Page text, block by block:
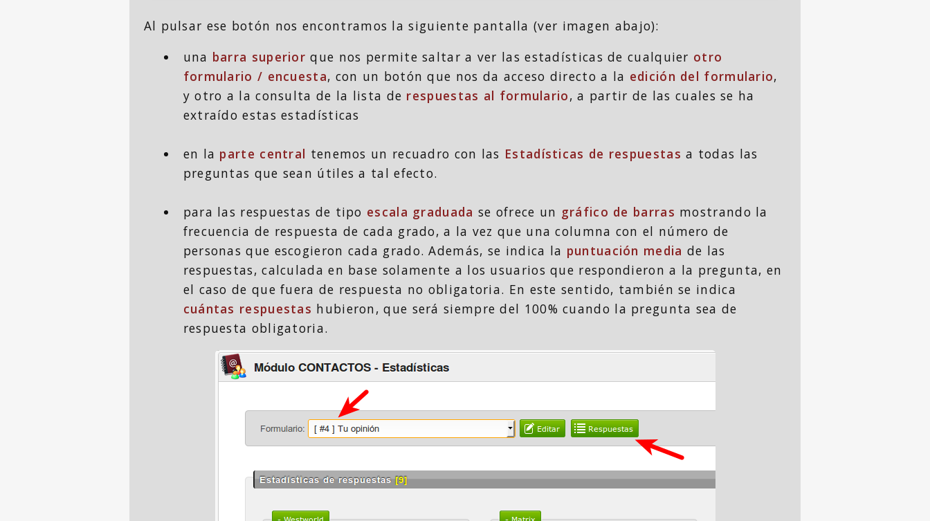
Al pulsar ese botón nos encontramos la siguiente pantalla (ver imagen abajo):
una barra superior que nos permite saltar a ver las estadísticas de cualquier otro
formulario / encuesta, con un botón que nos da acceso directo a la edición del formulario,
y otro a la consulta de la lista de respuestas al formulario, a partir de las cuales se ha
extraído estas estadísticas
en la parte central tenemos un recuadro con las Estadísticas de respuestas a todas las
preguntas que sean útiles a tal efecto.
para las respuestas de tipo escala graduada se ofrece un gráfico de barras mostrando la
frecuencia de respuesta de cada grado, a la vez que una columna con el número de
personas que escogieron cada grado. Además, se indica la puntuación media de las
respuestas, calculada en base solamente a los usuarios que respondieron a la pregunta, en
el caso de que fuera de respuesta no obligatoria. En este sentido, también se indica
cuántas respuestas hubieron, que será siempre del 100% cuando la pregunta sea de
respuesta obligatoria.